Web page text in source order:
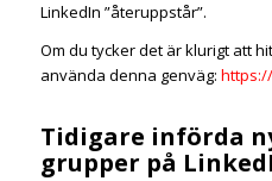
LinkedIn ”återuppstår”.
Om du tycker det är klurigt att
använda denna genväg:
Tidigare införda
grupper på